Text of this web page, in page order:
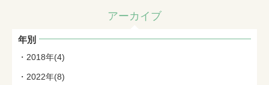
アーカイブ
年別
2018年(4)
2022年(8)